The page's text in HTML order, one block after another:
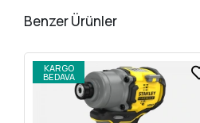
Benzer Ürünler
KARGO
BEDAVA